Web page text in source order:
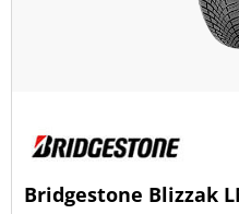
Bridgestone Blizzak